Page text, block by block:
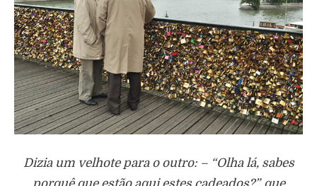
Dizia um velhote para o outro: – “Olha lá, sabes